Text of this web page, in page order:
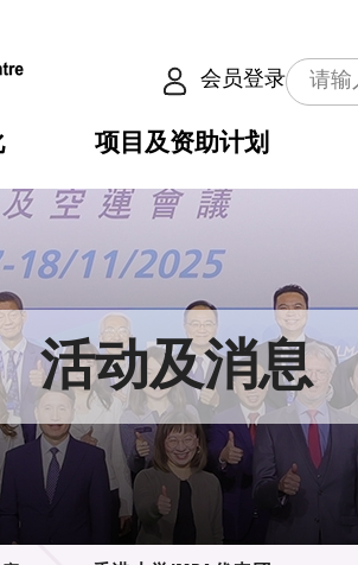
会员登录
创新技术
项目及资助计划
活动及消息